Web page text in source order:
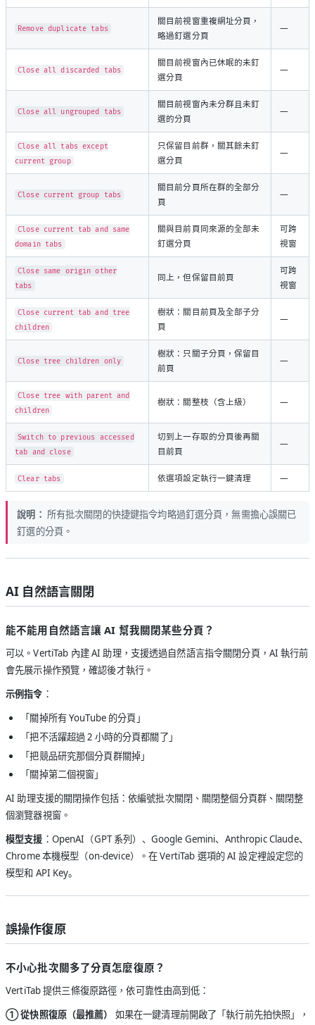
Remove duplicate tabs
關目前視窗重複網址分頁，
略過釘選分頁
—
Close all discarded tabs
關目前視窗內已休眠的未釘
選分頁
—
Close all ungrouped tabs
關目前視窗內未分群且未釘
選的分頁
—
Close all tabs except
current group
只保留目前群，關其餘未釘
選分頁
—
Close current group tabs
關目前分頁所在群的全部分
頁
—
Close current tab and same
domain tabs
關與目前頁同來源的全部未
釘選分頁
可跨
視窗
Close same origin other
tabs
同上，但保留目前頁
可跨
視窗
Close current tab and tree
children
樹狀：關目前頁及全部子分
頁
—
Close tree children only
樹狀：只關子分頁，保留目
前頁
—
Close tree with parent and
children
樹狀：關整枝（含上級） —
Switch to previous accessed
tab and close
切到上一存取的分頁後再關
目前頁
—
Clear tabs 依選項設定執行一鍵清理 —
說明： 所有批次關閉的快捷鍵指令均略過釘選分頁，無需擔心誤關已
釘選的分頁。
AI 自然語言關閉
能不能用自然語言讓 AI 幫我關閉某些分頁？
可以。VertiTab 內建 AI 助理，支援透過自然語言指令關閉分頁，AI 執行前
會先展示操作預覽，確認後才執行。
示例指令 ：
「關掉所有 YouTube 的分頁」
「把不活躍超過 2 小時的分頁都關了」
「把競品研究那個分頁群關掉」
「關掉第二個視窗」
AI 助理支援的關閉操作包括：依編號批次關閉、關閉整個分頁群、關閉整
個瀏覽器視窗。
模型支援 ：OpenAI（GPT 系列）、Google Gemini、Anthropic Claude、
Chrome 本機模型（on-device）。在 VertiTab 選項的 AI 設定裡設定您的
模型和 API Key。
誤操作復原
不小心批次關多了分頁怎麼復原？
VertiTab 提供三條復原路徑，依可靠性由高到低：
① 從快照復原（最推薦）
如果在一鍵清理前開啟了「執行前先拍快照」，